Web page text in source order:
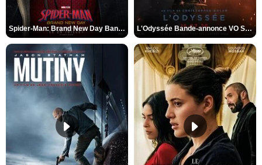
Spider-Man: Brand New Day Bande-annonce VO STFR L'Odyssée Bande-annonce VO STFR